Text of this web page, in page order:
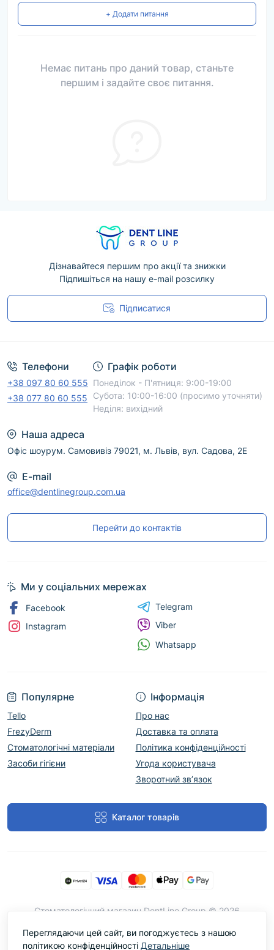
+ Додати питання
Немає питань про даний товар, станьте
першим і задайте своє питання.
Дізнавайтеся першим про акції та знижки
Підпишіться на нашу e-mail розсилку
Підписатися
Телефони
+38 097 80 60 555
+38 077 80 60 555
Графік роботи
Понеділок - П'ятниця: 9:00-19:00
Субота: 10:00-16:00 (просимо уточняти)
Неділя: вихідний
Наша адреса
Офіс шоурум. Самовивіз 79021, м. Львів, вул. Садова, 2Е
E-mail
office@dentlinegroup.com.ua
Перейти до контактів
Популярне
Tello
FrezyDerm
Стоматологічні матеріали
Засоби гігієни
Інформація
Про нас
Доставка та оплата
Політика конфіденційності
Угода користувача
Зворотний зв’язок
Каталог товарів
Ми у соціальних мережах
Facebook
Instagram
Telegram
Viber
Whatsapp
Cтоматологічний магазин DentLine Group © 2026
Переглядаючи цей сайт, ви погоджуєтесь з нашою
політикою конфіденційності Детальніше